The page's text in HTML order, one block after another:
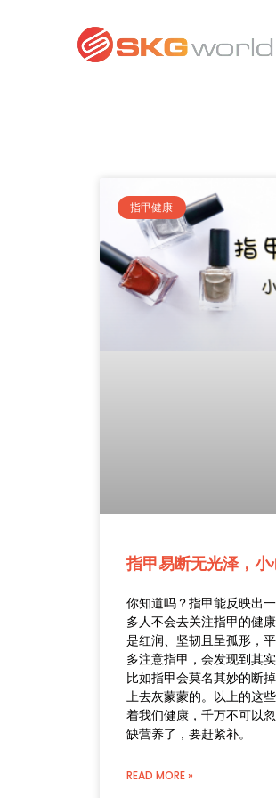
指甲健康
指甲易断无光泽，小
你知道吗？指甲能反映出
多人不会去关注指甲的健
是红润、坚韧且呈孤形，
多注意指甲，会发现到其
比如指甲会莫名其妙的断
上去灰蒙蒙的。以上的这
着我们健康，千万不可以
缺营养了，要赶紧补。
READ MORE »